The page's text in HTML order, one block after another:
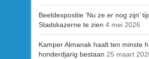
Beeldexpositie ’Nu ze er nog zijn’
Stadskazerne te zien 4 mei 2026
Kamper Almanak haalt ten minste
honderdjarig bestaan 25 maart